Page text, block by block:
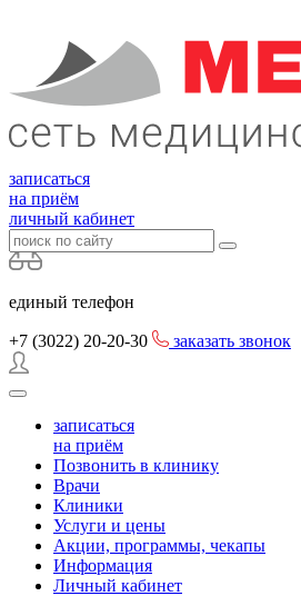
записаться
на приём
личный кабинет
единый телефон
+7 (3022) 20-20-30 заказать звонок
записаться
на приём
Позвонить в клинику
Врачи
Клиники
Услуги и цены
Акции, программы, чекапы
Информация
Личный кабинет